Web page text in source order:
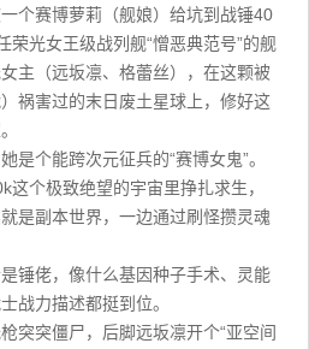
个赛博萝莉（舰娘）给坑到战锤40
荣光女王级战列舰“憎恶典范号”的舰
主（远坂凛、格蕾丝），在这颗被
祸害过的末日废土星球上，修好这
是个能跨次元征兵的“赛博女鬼”。
这个极致绝望的宇宙里挣扎求生，
是副本世界，一边通过刷怪攒灵魂
锤佬，像什么基因种子手术、灵能
战力描述都挺到位。
突突僵尸，后脚远坂凛开个“亚空间